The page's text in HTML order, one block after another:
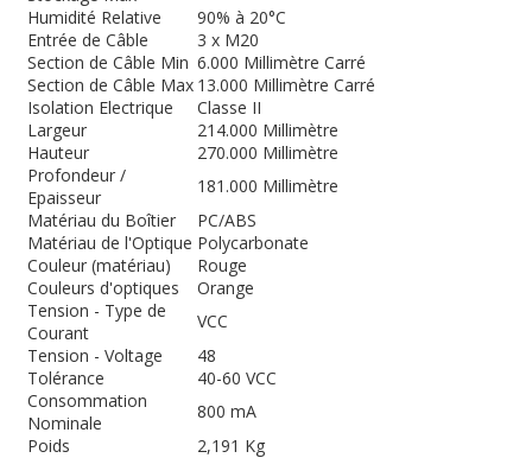
Humidité Relative
90% à 20°C
Entrée de Câble
3 x M20
Section de Câble Min 6.000 Millimètre Carré
Section de Câble Max 13.000 Millimètre Carré
Isolation Electrique
Classe II
Largeur
214.000 Millimètre
Hauteur
270.000 Millimètre
Profondeur /
Epaisseur
181.000 Millimètre
Matériau du Boîtier
PC/ABS
Matériau de l'Optique Polycarbonate
Couleur (matériau)
Rouge
Couleurs d'optiques
Orange
Tension - Type de
Courant
VCC
Tension - Voltage
48
Tolérance
40-60 VCC
Consommation
Nominale
800 mA
Poids
2,191 Kg